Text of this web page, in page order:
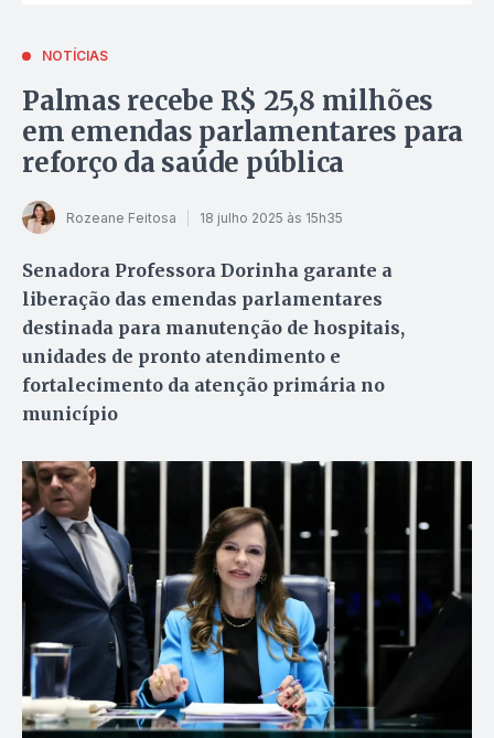
NOTÍCIAS
Palmas recebe R$ 25,8 milhões
em emendas parlamentares para
reforço da saúde pública
Rozeane Feitosa 18 julho 2025 às 15h35
Senadora Professora Dorinha garante a
liberação das emendas parlamentares
destinada para manutenção de hospitais,
unidades de pronto atendimento e
fortalecimento da atenção primária no
município